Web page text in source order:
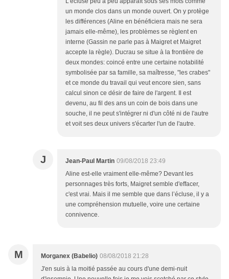
un monde clos dans un monde ouvert. On y protège
les différences (Aline en bénéficiera mais ne sera
jamais elle-même), les problèmes se règlent en
interne (Gassin ne parle pas à Maigret et Maigret
accepte la règle). Ducrau se situe à la frontière de
deux mondes: coincé entre une certaine notabilité
symbolisée par sa famille, sa maîtresse, "les crabes"
et ce monde du travail qui veut encore sien, sans
calcul sinon ce désir de faire de l'argent. Il est
devenu, au fil des ans un coin de bois dans une
souche, il ne peut s'intégrer ni d'un côté ni de l'autre
et voit ses deux univers s'écarter l'un de l'autre.
J Jean-Paul Martin 09/08/2018 23:49
Aline est-elle vraiment elle-même? Devant les
personnages très forts, Maigret semble d'effacer,
c'est vrai. Mais il me semble que dans l’écluse, il y a
une compréhension mutuelle, voire une certaine
connivence.
M Morganex (Babelio) 08/08/2018 21:28
J'en suis à la moitié passée au cours d'une demi-nuit